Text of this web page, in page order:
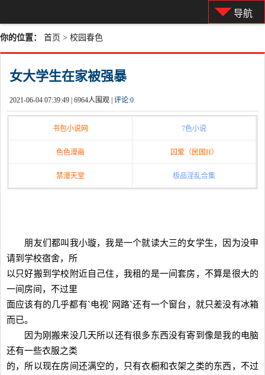
导航
你的位置： 首页 > 校园春色
女大学生在家被强暴
2021-06-04 07:39:49 | 6964人围观 | 评论:0
书包小说网 7色小说
色色漫画 囚爱（民国H）
禁漫天堂 极品淫乱合集
朋友们都叫我小璇，我是一个就读大三的女学生，因为没申
请到学校宿舍，所
以只好搬到学校附近自己住，我租的是一间套房，不算是很大的
一间房间，不过里
面应该有的几乎都有ˋ电视ˋ网路ˋ还有一个窗台，就只差没有冰箱
而已。
因为刚搬来没几天所以还有很多东西没有寄到像是我的电脑
还有一些衣服之类
的，所以现在房间还满空的，只有衣橱和衣架之类的东西，不过